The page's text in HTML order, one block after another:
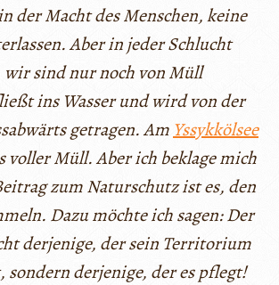
der Macht des Menschen, keine
Aber in jeder Schlucht
wir sind nur noch von Müll
ins Wasser und wird von der
getragen. Am Yssykkölsee
voller Müll. Aber ich beklage mich
zum Naturschutz ist es, den
Dazu möchte ich sagen: Der
derjenige, der sein Territorium
sondern derjenige, der es pflegt!